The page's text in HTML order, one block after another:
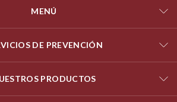
MENÚ
DE PREVENCIÓN
PRODUCTOS